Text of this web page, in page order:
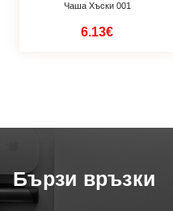
Чаша Хъски 001
6.13€
Бързи връзки